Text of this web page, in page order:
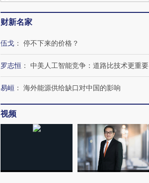
财新名家
伍戈 ： 停不下来的价格？
罗志恒 ： 中美人工智能竞争：道路比技术更重要
易峘 ： 海外能源供给缺口对中国的影响
视频